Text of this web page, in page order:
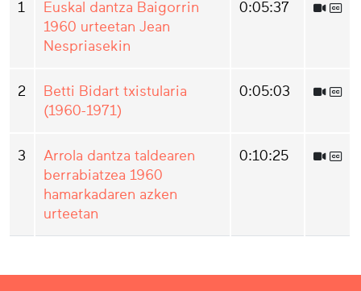
1
Euskal dantza Baigorrin
1960 urteetan Jean
Nespriasekin
0:05:37
2
Betti Bidart txistularia
(1960-1971)
0:05:03
3
Arrola dantza taldearen
berrabiatzea 1960
hamarkadaren azken
urteetan
0:10:25